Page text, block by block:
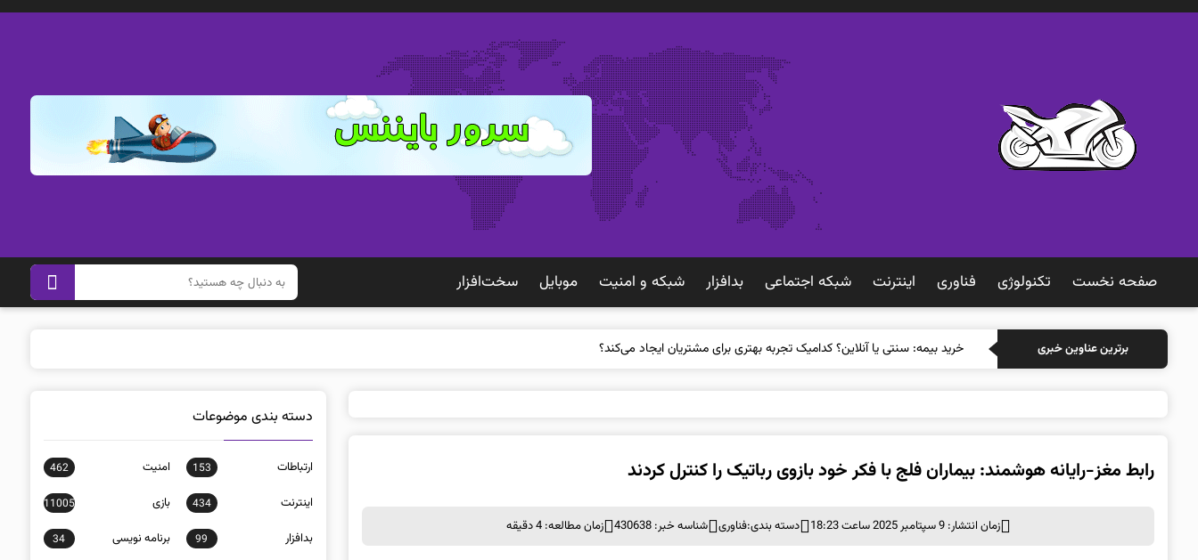
صفحه نخست تکنولوژی فناوری اينترنت شبكه اجتماعی بدافزار شبكه و امنيت موبايل سخت‌افزار
برترین عناوین خبری خرید بی
رابط مغز-رایانه هوشمند: بیماران فلج با فکر خود بازوی رباتیک را کنترل کردند
زمان انتشار: 9 سپتامبر 2025 ساعت 18:23 دسته بندی:فناوری شناسه خبر: 430638 زمان مطالعه: 4 دقیقه
دسته بندی موضوعات
ارتباطات 153 امنيت 462
اينترنت 434 بازی 11005
بدافزار 99 برنامه نويسی 34